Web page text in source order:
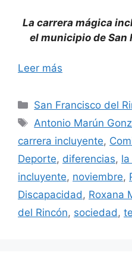
La carrera mágica
el municipio de San
Leer más
Categorías
San Francisco del
Etiquetas
Antonio Marún
carrera incluyente,
Deporte, diferencias,
incluyente, noviembre,
Discapacidad , Roxana
del Rincón, sociedad ,